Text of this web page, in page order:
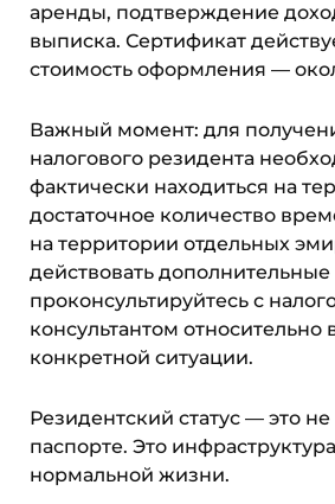
аренды, подтверждение
выписка. Сертификат
стоимость оформления —
Важный момент: для
налогового резидента
фактически находиться на
достаточное количество
на территории отдельных
действовать
проконсультируйтесь с
консультантом относительно
конкретной ситуации.
Резидентский статус — это
паспорте. Это
нормальной жизни.